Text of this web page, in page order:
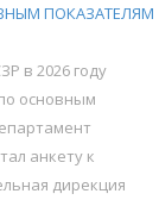
ПОКАЗАТЕЛЯМ
в 2026 году
основным
анкету к
дирекция